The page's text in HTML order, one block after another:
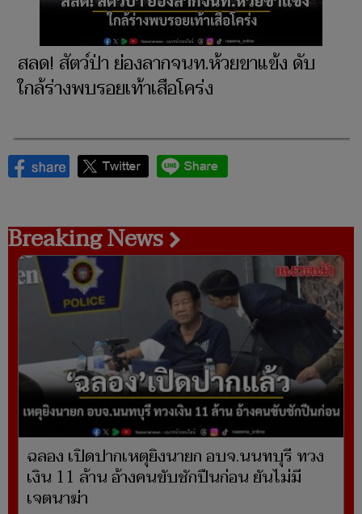
สลด! สัตว์ป่า ย่องลากจนท.ห้วยขาแข้ง ดับ
ใกล้ร่างพบรอยเท้าเสือโคร่ง
Breaking News
ฉลอง เปิดปากเหตุยิงนายก อบจ.นนทบุรี ทวง
เงิน 11 ล้าน อ้างคนขับชักปืนก่อน ยันไม่มี
เจตนาฆ่า